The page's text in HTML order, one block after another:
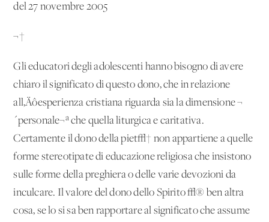
del 27 novembre 2005
¬†
Gli educatori degli adolescenti hanno bisogno di avere
chiaro il significato di questo dono, che in relazione
all‚Äôesperienza cristiana riguarda sia la dimensione ¬
´personale¬ª che quella liturgica e caritativa.
Certamente il dono della piet√† non appartiene a quelle
forme stereotipate di educazione religiosa che insistono
sulle forme della preghiera o delle varie devozioni da
inculcare. Il valore del dono dello Spirito √® ben altra
cosa, se lo si sa ben rapportare al significato che assume